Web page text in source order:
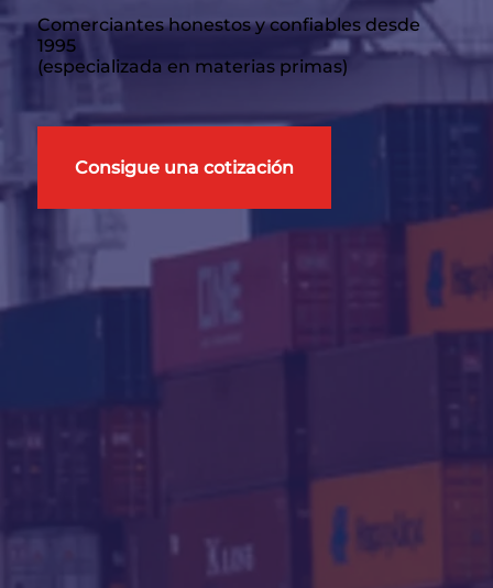
Comerciantes honestos y confiables desde
1995
(especializada en materias primas)
Consigue una cotización